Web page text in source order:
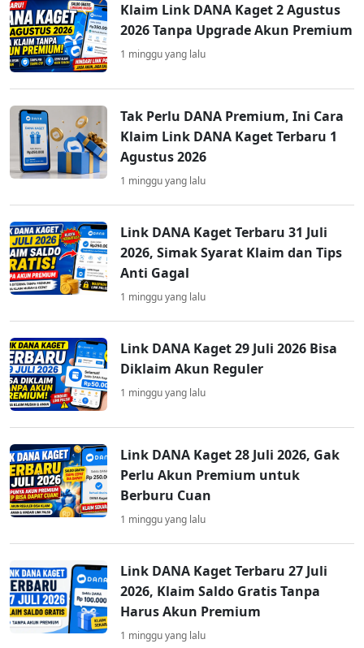
Klaim Link DANA Kaget 2 Agustus
2026 Tanpa Upgrade Akun Premium
1 minggu yang lalu
Tak Perlu DANA Premium, Ini Cara
Klaim Link DANA Kaget Terbaru 1
Agustus 2026
1 minggu yang lalu
Link DANA Kaget Terbaru 31 Juli
2026, Simak Syarat Klaim dan Tips
Anti Gagal
1 minggu yang lalu
Link DANA Kaget 29 Juli 2026 Bisa
Diklaim Akun Reguler
1 minggu yang lalu
Link DANA Kaget 28 Juli 2026, Gak
Perlu Akun Premium untuk
Berburu Cuan
1 minggu yang lalu
Link DANA Kaget Terbaru 27 Juli
2026, Klaim Saldo Gratis Tanpa
Harus Akun Premium
1 minggu yang lalu